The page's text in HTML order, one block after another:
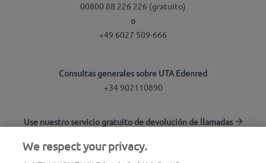
00800 88 226 226 (gratuito)
o
+49 6027 509-666
Consultas generales sobre UTA Edenred
+34 902110890
Use nuestro servicio gratuito de devolución de llamadas
Buscador de estaciones
We respect your privacy.